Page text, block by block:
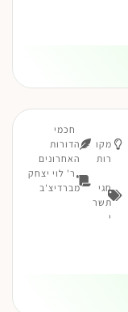
מקו
רות
חגי
תשר
י
חכמי
הדורות
האחרונים
ר' לוי יצחק
מברדיצ'ב